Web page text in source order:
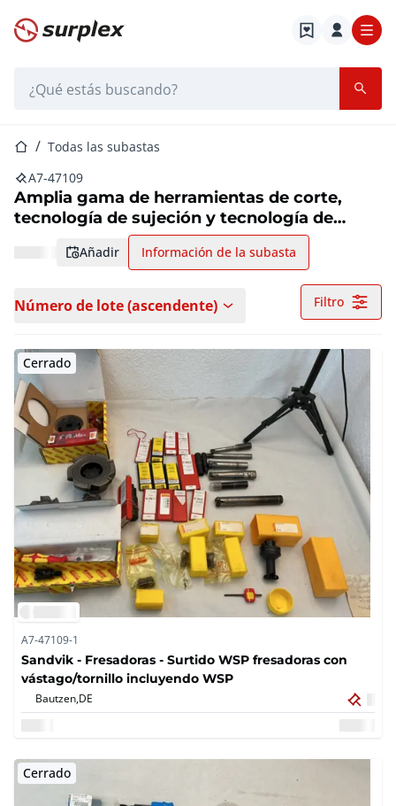
Página de inicio
Página de inicio
Todas las subastas
A7-47109
Amplia gama de herramientas de corte,
tecnología de sujeción y tecnología de
añadir Información de la subasta
Número de lote (ascendente) Filtro
Cerrado
A7-47109-1
Sandvik - Fresadoras - Surtido WSP fresadoras con
vástago/tornillo incluyendo WSP
Bautzen,DE
Cerrado